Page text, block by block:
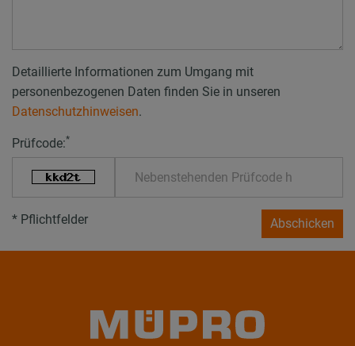
Detaillierte Informationen zum Umgang mit
personenbezogenen Daten finden Sie in unseren
Datenschutzhinweisen.
Prüfcode:*
* Pflichtfelder Abschicken